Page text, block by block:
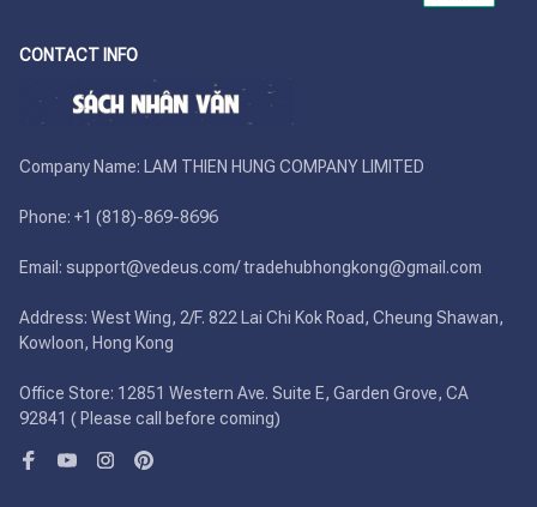
CONTACT INFO
Company Name: LAM THIEN HUNG COMPANY LIMITED
Phone: +1 (818)-869-8696
Email: support@vedeus.com/ tradehubhongkong@gmail.com
Address: West Wing, 2/F. 822 Lai Chi Kok Road, Cheung Shawan,
Kowloon, Hong Kong
Office Store: 12851 Western Ave. Suite E, Garden Grove, CA
92841 ( Please call before coming)